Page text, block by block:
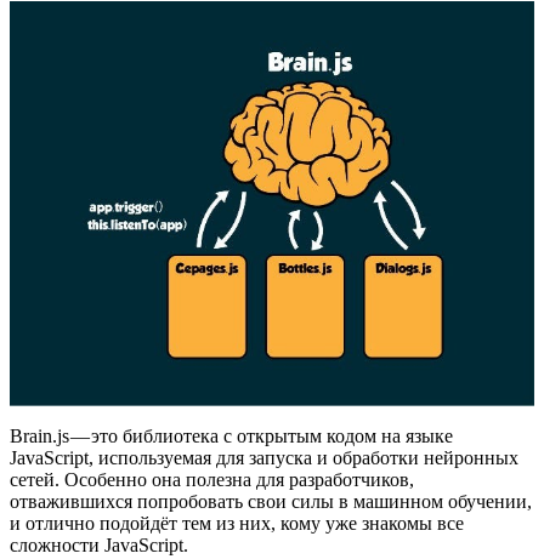
Brain.js — это библиотека с открытым кодом на языке
JavaScript, используемая для запуска и обработки нейронных
сетей. Особенно она полезна для разработчиков,
отважившихся попробовать свои силы в машинном обучении,
и отлично подойдёт тем из них, кому уже знакомы все
сложности JavaScript.